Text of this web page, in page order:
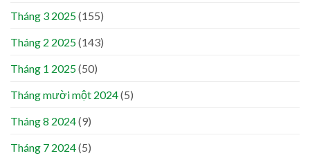
Tháng 3 2025(155)
Tháng 2 2025(143)
Tháng 1 2025(50)
Tháng mười một 2024(5)
Tháng 8 2024(9)
Tháng 7 2024(5)